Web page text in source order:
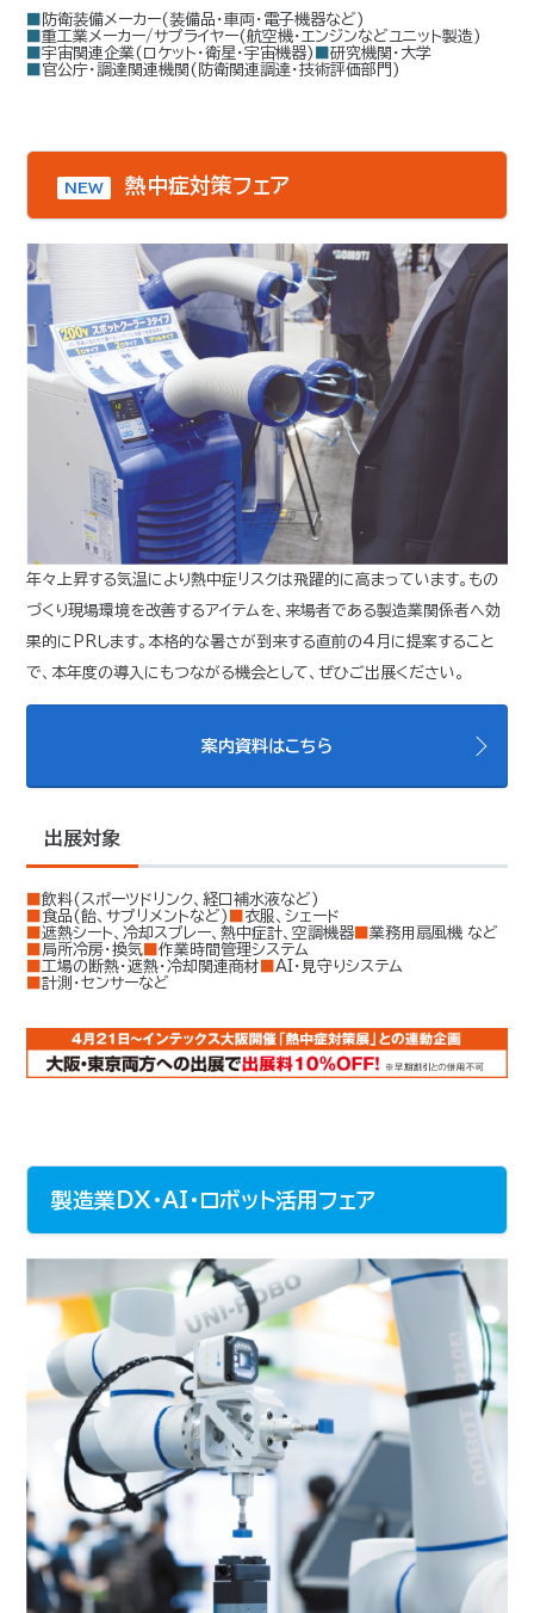
■防衛装備メーカー(装備品・車両・電子機器など)
■重工業メーカー/サプライヤー(航空機・エンジンなどユニット製造)
■宇宙関連企業(ロケット・衛星・宇宙機器)
■研究機関・大学
■官公庁・調達関連機関(防衛関連調達・技術評価部門)
NEW 熱中症対策フェア
年々上昇する気温により熱中症リスクは飛躍的に高まっています。もの
づくり現場環境を改善するアイテムを、来場者である製造業関係者へ効
果的にPRします。本格的な暑さが到来する直前の4月に提案すること
で、本年度の導入にもつながる機会として、ぜひご出展ください。
案内資料はこちら
出展対象
■飲料(スポーツドリンク、経口補水液など)
■食品(飴、サプリメントなど)
■衣服、シェード
■遮熱シート、冷却スプレー、熱中症計、空調機器
■業務用扇風機 など
■局所冷房・換気
■作業時間管理システム
■工場の断熱・遮熱・冷却関連商材
■AI・見守りシステム
■計測・センサーなど
製造業DX・AI・ロボット活用フェア